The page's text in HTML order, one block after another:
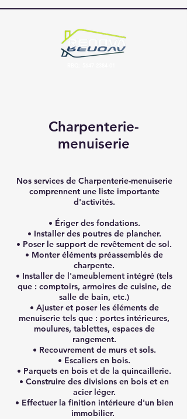
Charpenterie-
menuiserie
Nos services de Charpenterie-menuiserie
comprennent une liste importante
d'activités.
• Ériger des fondations.
• Installer des poutres de plancher.
• Poser le support de revêtement de sol.
• Monter éléments préassemblés de
charpente.
• Installer de l'ameublement intégré (tels
que : comptoirs, armoires de cuisine, de
salle de bain, etc.)
• Ajuster et poser les éléments de
menuiserie tels que : portes intérieures,
moulures, tablettes, espaces de
rangement.
• Recouvrement de murs et sols.
• Escaliers en bois.
• Parquets en bois et de la quincaillerie.
• Construire des divisions en bois et en
acier léger.
• Effectuer la finition intérieure d'un bien
immobilier.